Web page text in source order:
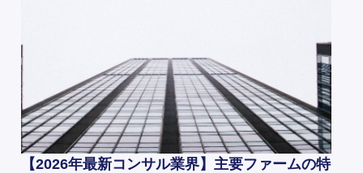
【2026年最新コンサル業界】主要ファームの特